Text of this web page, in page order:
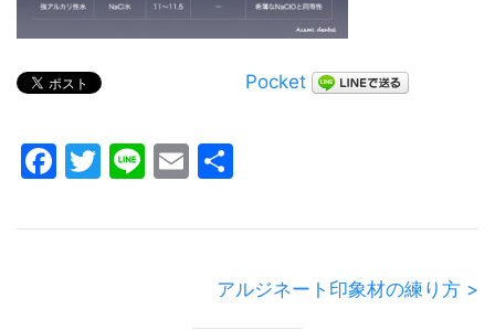
Pocket
Facebook
Twitter
LineEmail
アルジネート印象材の練り方 >